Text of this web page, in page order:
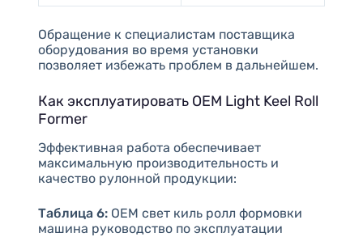
Обращение к специалистам поставщика
оборудования во время установки
позволяет избежать проблем в дальнейшем.
Как эксплуатировать OEM Light Keel Roll
Former
Эффективная работа обеспечивает
максимальную производительность и
качество рулонной продукции:
Таблица 6:OEM свет киль ролл формовки
машина руководство по эксплуатации